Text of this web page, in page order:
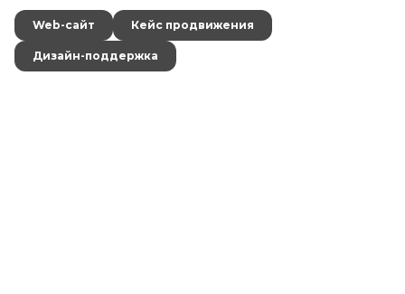
продвижения
продвижения